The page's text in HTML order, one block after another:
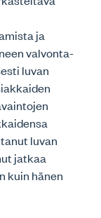
ja
valvonta-
luvan
luvan
jatkaa
kuin hänen